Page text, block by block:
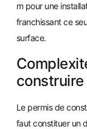
m pour une
franchissant ce
surface.
construire
Le permis de
faut constituer un